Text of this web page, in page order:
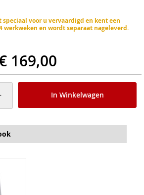
voor u vervaardigd en kent een
werkweken en wordt separaat nageleverd.
169,00
In Winkelwagen